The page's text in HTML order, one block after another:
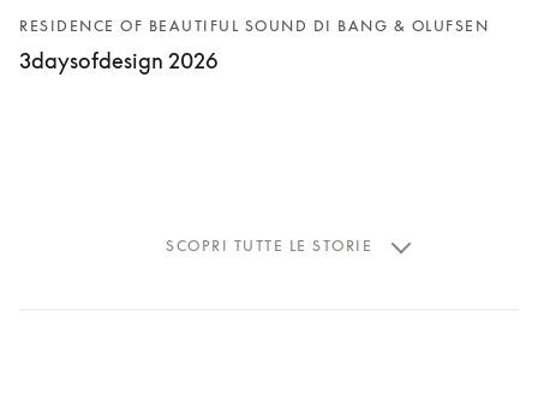
RESIDENCE OF BEAUTIFUL SOUND DI BANG & OLUFSEN
3daysofdesign 2026
SCOPRI TUTTE LE STORIE